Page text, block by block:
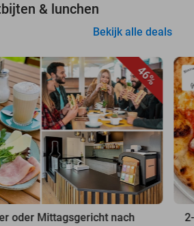
& lunchen
Bekijk alle deals
46%
oder Mittagsgericht nach